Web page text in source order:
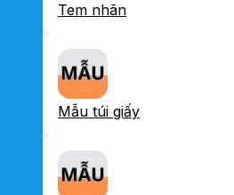
Tem nhãn
Mẫu túi giấy